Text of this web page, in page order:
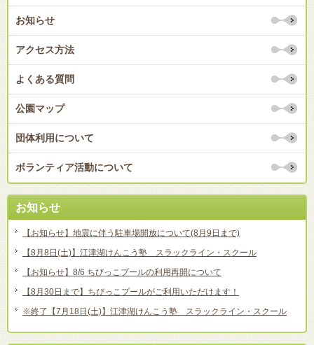
お知らせ
アクセス方法
よくある質問
公園マップ
団体利用について
ボランティア活動について
お知らせ
【お知らせ】地震に伴う駐車場開放について(8月9日まで)
【8月8日(土)】江津湖けんこう塾 スラックライン・スクール
【お知らせ】8/6 ちびっこプールの利用再開について
【8月30日まで】ちびっこプールがご利用いただけます！
※終了【7月18日(土)】江津湖けんこう塾 スラックライン・スクール